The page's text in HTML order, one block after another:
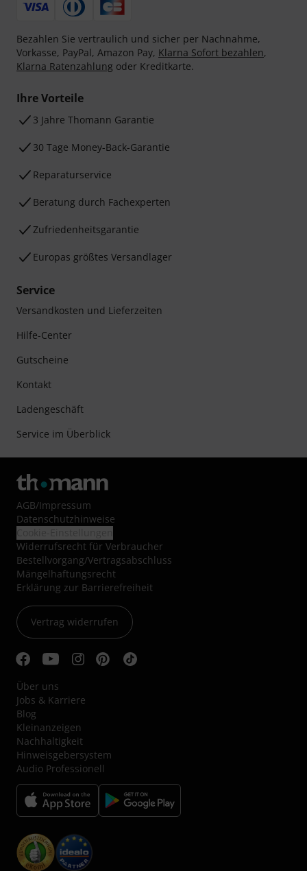
Bezahlen Sie vertraulich und sicher per Nachnahme,
Vorkasse, PayPal, Amazon Pay, Klarna Sofort bezahlen,
Klarna Ratenzahlung oder Kreditkarte.
Ihre Vorteile
3 Jahre Thomann Garantie
30 Tage Money-Back-Garantie
Reparaturservice
Beratung durch Fachexperten
Zufriedenheitsgarantie
Europas größtes Versandlager
Service
Versandkosten und Lieferzeiten
Hilfe-Center
Gutscheine
Kontakt
Ladengeschäft
Service im Überblick
AGB/Impressum
Datenschutzhinweise
Widerrufsrecht für Verbraucher
Bestellvorgang/Vertragsabschluss
Mängelhaftungsrecht
Erklärung zur Barrierefreiheit
Vertrag widerrufen
Über uns
Jobs & Karriere
Blog
Kleinanzeigen
Nachhaltigkeit
Hinweisgebersystem
Audio Professionell